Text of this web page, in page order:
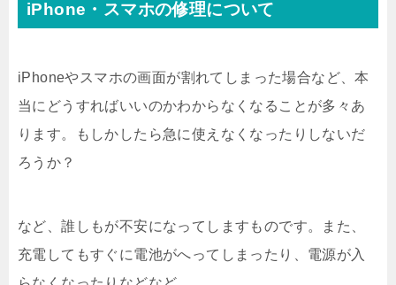
iPhone・スマホの修理について
iPhoneやスマホの画面が割れてしまった場合など、本
当にどうすればいいのかわからなくなることが多々あ
ります。もしかしたら急に使えなくなったりしないだ
ろうか？
など、誰しもが不安になってしますものです。また、
充電してもすぐに電池がへってしまったり、電源が入